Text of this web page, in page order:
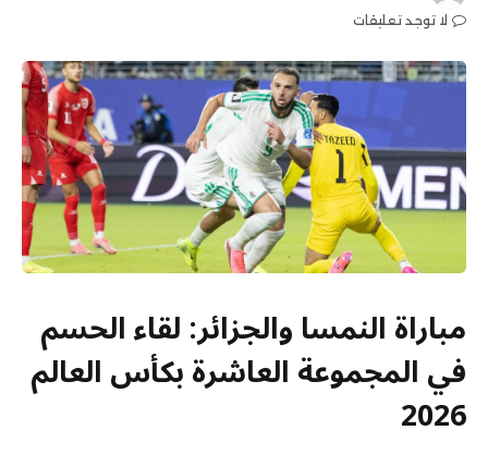
لا توجد تعليقات
مباراة النمسا والجزائر: لقاء الحسم
في المجموعة العاشرة بكأس العالم
2026